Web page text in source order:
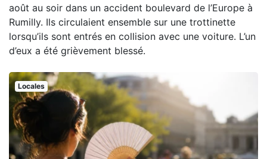
août au soir dans un accident boulevard de l’Europe à
Rumilly. Ils circulaient ensemble sur une trottinette
lorsqu’ils sont entrés en collision avec une voiture. L’un
d’eux a été grièvement blessé.
Locales